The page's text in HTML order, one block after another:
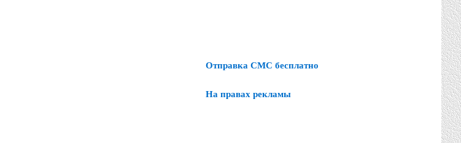
Отправка СМС бесплатно
На правах рекламы